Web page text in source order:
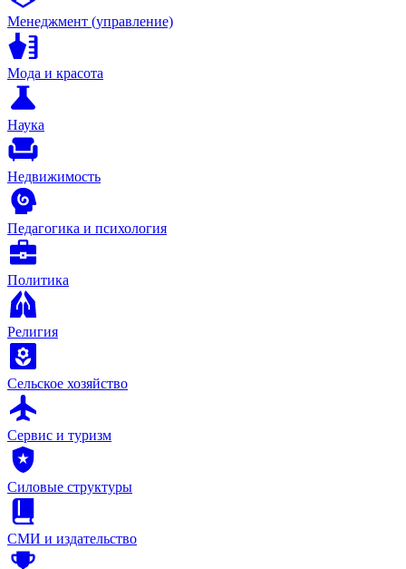
Менеджмент (управление)
Мода и красота
Наука
Недвижимость
Педагогика и психология
Политика
Религия
Сельское хозяйство
Сервис и туризм
Силовые структуры
СМИ и издательство